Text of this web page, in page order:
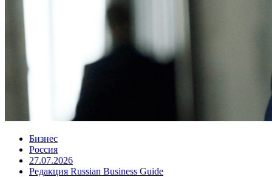
Бизнес
Россия
27.07.2026
Редакция Russian Business Guide